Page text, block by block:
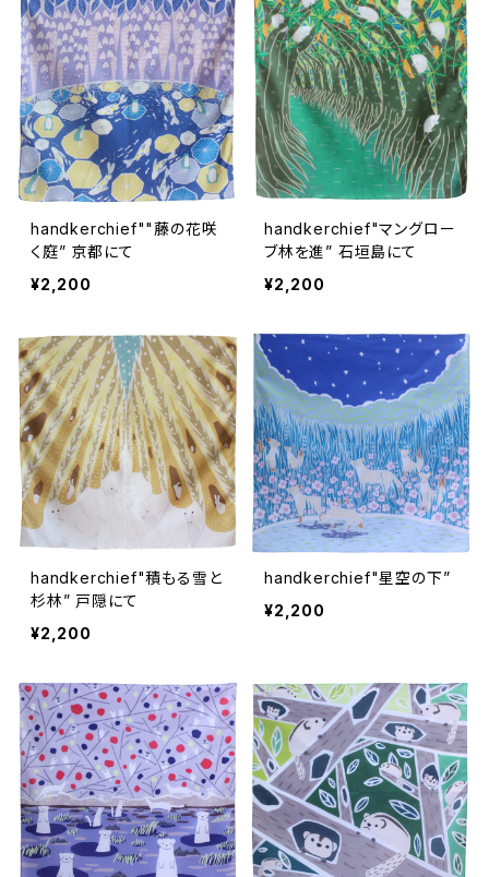
handkerchief""藤の花咲
く庭” 京都にて
¥2,200
handkerchief"マングロー
ブ林を進” 石垣島にて
¥2,200
handkerchief"積もる雪と
杉林” 戸隠にて
¥2,200
handkerchief"星空の下”
¥2,200